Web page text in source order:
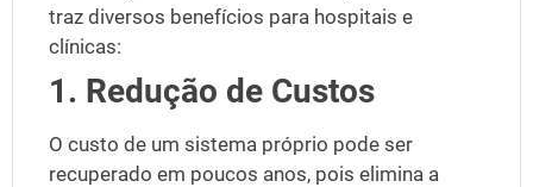
traz diversos benefícios para hospitais e
clínicas:
1. Redução de Custos
O custo de um sistema próprio pode ser
recuperado em poucos anos, pois elimina a